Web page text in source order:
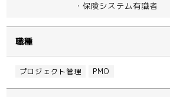
・保険システム有識者
職種
プロジェクト管理 PMO